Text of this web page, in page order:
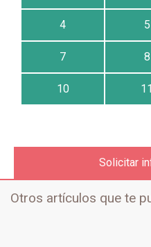
4 5
7 8
10 11
Solicitar
Otros artículos que te